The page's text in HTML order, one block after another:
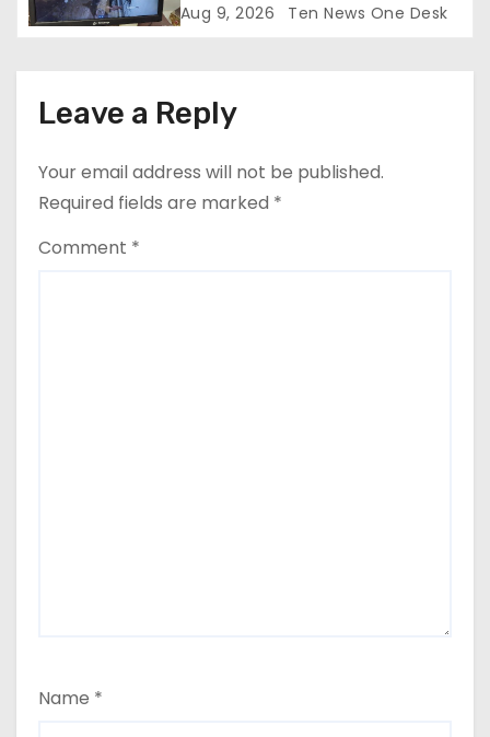
Aug 9, 2026 Ten News One Desk
Leave a Reply
Your email address will not be published.
Required fields are marked *
Comment *
Name *